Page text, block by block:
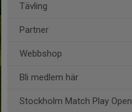
Tävling
Partner
Webbshop
Bli medlem här
Stockholm Match Play Open